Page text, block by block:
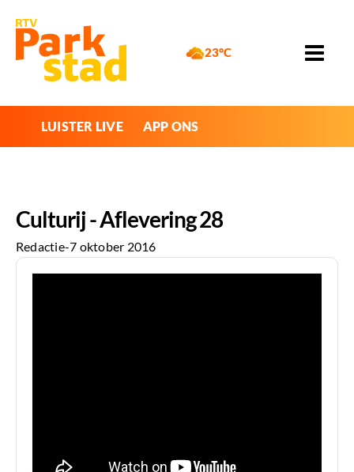
23°C
LUISTER LIVE APP ONS
Culturij - Aflevering 28
Redactie-7 oktober 2016